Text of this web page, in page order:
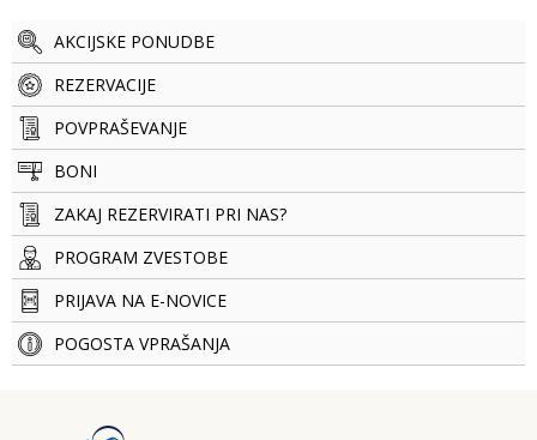
AKCIJSKE PONUDBE
REZERVACIJE
POVPRAŠEVANJE
BONI
ZAKAJ REZERVIRATI PRI NAS?
PROGRAM ZVESTOBE
PRIJAVA NA E-NOVICE
POGOSTA VPRAŠANJA